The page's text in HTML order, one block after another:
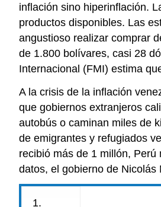
inflación sino hiperinflación.
productos disponibles. Las
angustioso realizar comprar
de 1.800 bolívares, casi 28
Internacional (FMI) estima
A la crisis de la inflación
que gobiernos extranjeros
autobús o caminan miles de
de emigrantes y refugiados
recibió más de 1 millón,
datos, el gobierno de